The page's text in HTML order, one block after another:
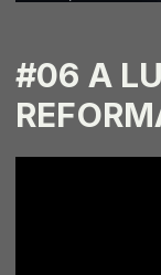
#06 A